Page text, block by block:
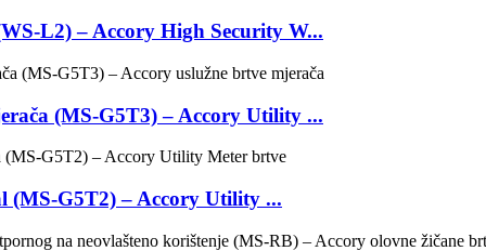
L2) – Accory High Security W...
(MS-G5T3) – Accory Utility ...
(MS-G5T2) – Accory Utility ...